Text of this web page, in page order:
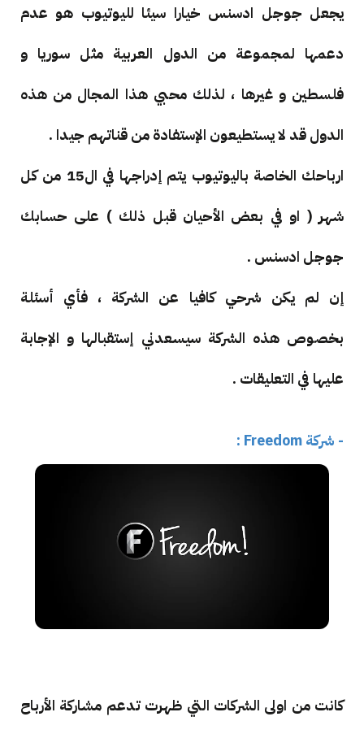
يجعل جوجل ادسنس خيارا سيئا لليوتيوب هو عدم
دعمها لمجموعة من الدول العربية مثل سوريا و
فلسطين و غيرها ، لذلك محبي هذا المجال من هذه
الدول قد لا يستطيعون الإستفادة من قناتهم جيدا .
ارباحك الخاصة باليوتيوب يتم إدراجها في ال15 من كل
شهر ( او في بعض الأحيان قبل ذلك ) على حسابك
جوجل ادسنس .
إن لم يكن شرحي كافيا عن الشركة ، فأي أسئلة
بخصوص هذه الشركة سيسعدني إستقبالها و الإجابة
عليها في التعليقات .
- شركة Freedom :
كانت من اولى الشركات التي ظهرت تدعم مشاركة الأرباح